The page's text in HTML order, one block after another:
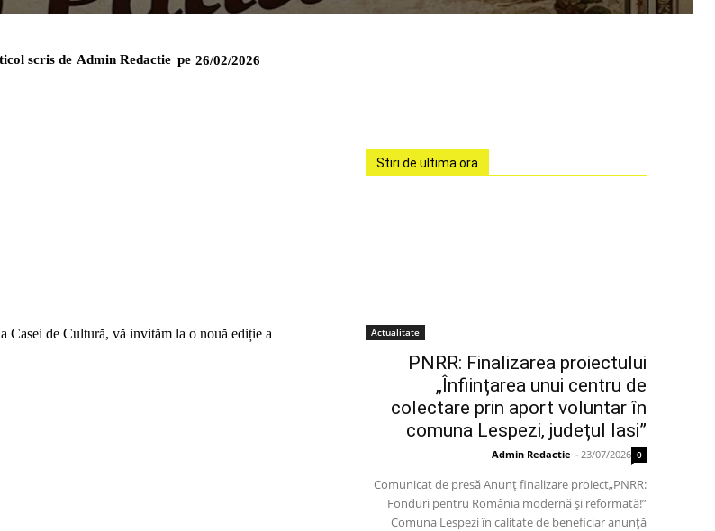
scris de Admin Redactie pe 26/02/2026
de Cultură, vă invităm la o nouă ediție a
Stiri de ultima ora
Actualitate
PNRR: Finalizarea proiectului
„Înființarea unui centru de
colectare prin aport voluntar în
comuna Lespezi, județul Iasi”
Admin Redactie - 23/07/2026 0
Comunicat de presă Anunț finalizare proiect„PNRR:
Fonduri pentru România modernă și reformată!”
Comuna Lespezi în calitate de beneficiar anunță